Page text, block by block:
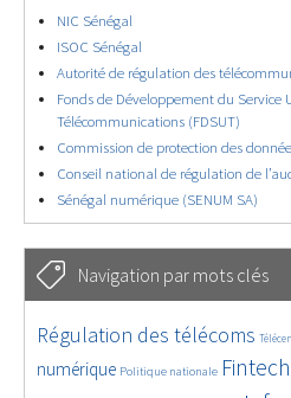
NIC Sénégal
ISOC Sénégal
Autorité de régulation des
Fonds de Développement du Service
Télécommunications (FDSUT)
Commission de protection des
Conseil national de régulation de
Sénégal numérique (SENUM SA)
Navigation par mots clés
4599/5555
Régulation des télécoms
360/5555
3696/5555
numérique
1836/5555 Politique nationale
5139/5555 Fintech
666/5555
2352/5555
1597/5555